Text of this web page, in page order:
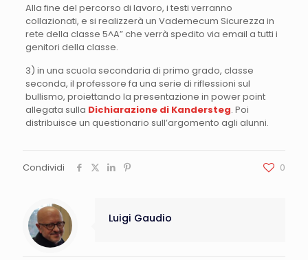
Alla fine del percorso di lavoro, i testi verranno
collazionati, e si realizzerà un Vademecum Sicurezza in
rete della classe 5^A” che verrà spedito via email a tutti i
genitori della classe.
3) in una scuola secondaria di primo grado, classe
seconda, il professore fa una serie di riflessioni sul
bullismo, proiettando la presentazione in power point
allegata sulla Dichiarazione di Kandersteg. Poi
distribuisce un questionario sull’argomento agli alunni.
Condividi 0
Luigi Gaudio